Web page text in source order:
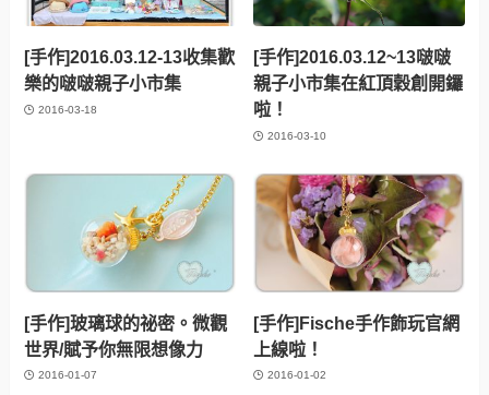
[手作]2016.03.12-13收集歡
樂的啵啵親子小市集
2016-03-18
[手作]2016.03.12~13啵啵
親子小市集在紅頂穀創開鑼
啦！
2016-03-10
[手作]玻璃球的祕密。微觀
世界/賦予你無限想像力
2016-01-07
[手作]Fische手作飾玩官網
上線啦！
2016-01-02